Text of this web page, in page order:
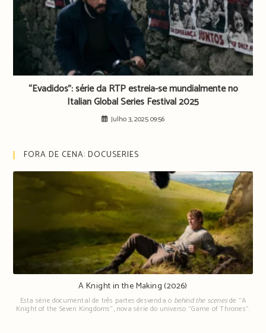
“Evadidos”: série da RTP estreia-se mundialmente no
Italian Global Series Festival 2025
Julho 3, 2025 09:56
FORA DE CENA: DOCUSERIES
A Knight in the Making (2026)
Esta série documental de três partes desvenda o behind the scenesde "A
Knight of the Seven Kingdoms", nova série do universo "Game of Thrones".